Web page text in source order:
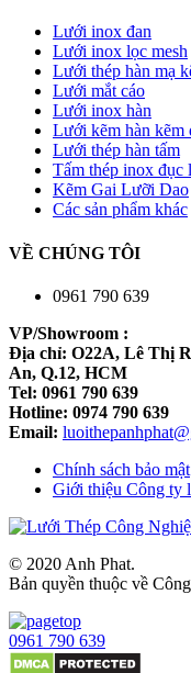
Lưới inox đan
Lưới inox lọc mesh
Lưới thép hàn mạ
Lưới mắt cáo
Lưới inox hàn
Lưới kẽm hàn kẽm
Lưới thép hàn tấm
Tấm thép inox đục
Kẽm Gai Lưỡi Dao
Các sản phẩm khác
VỀ CHÚNG TÔI
0961 790 639
VP/Showroom :
Địa chỉ: O22A, Lê Thị
An, Q.12, HCM
Tel: 0961 790 639
Hotline: 0974 790 639
Email:
Chính sách bảo mật
Giới thiệu Công ty
© 2020 Anh Phat.
Bản quyền thuộc về
0961 790 639